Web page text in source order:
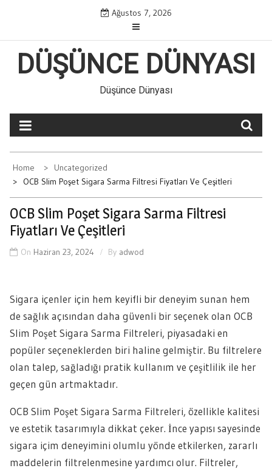
content
Ağustos 7, 2026
DÜŞÜNCE DÜNYASI
Düşünce Dünyası
Home
Uncategorized
OCB Slim Poşet Sigara Sarma Filtresi Fiyatları Ve Çeşitleri
OCB Slim Poşet Sigara Sarma Filtresi
Fiyatları Ve Çeşitleri
On Haziran 23, 2024 By adwod
Sigara içenler için hem keyifli bir deneyim sunan hem
de sağlık açısından daha güvenli bir seçenek olan OCB
Slim Poşet Sigara Sarma Filtreleri, piyasadaki en
popüler seçeneklerden biri haline gelmiştir. Bu filtrelere
olan talep, sağladığı pratik kullanım ve çeşitlilik ile her
geçen gün artmaktadır.
OCB Slim Poşet Sigara Sarma Filtreleri, özellikle kalitesi
ve estetik tasarımıyla dikkat çeker. İnce yapısı sayesinde
sigara içim deneyimini olumlu yönde etkilerken, zararlı
maddelerin filtrelenmesine yardımcı olur. Filtreler,